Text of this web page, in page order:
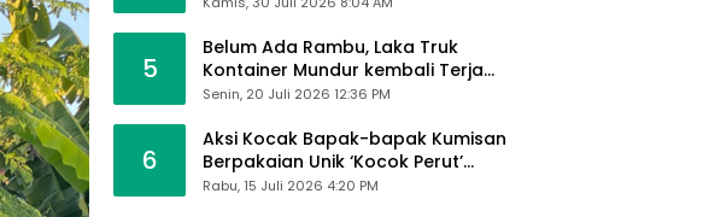
5
Belum Ada Rambu, Laka Truk
Kontainer Mundur kembali Terjadi
di Bypass Sumpallabbu
Senin, 20 Juli 2026 12:36 PM
6
Aksi Kocak Bapak-bapak Kumisan
Berpakaian Unik ‘Kocok Perut’
Pengunjung dan Pegawai
Rabu, 15 Juli 2026 4:20 PM